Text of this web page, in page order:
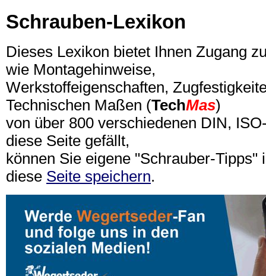
Schrauben-Lexikon
Dieses Lexikon bietet Ihnen Zugang
wie Montagehinweise,
Werkstoffeigenschaften,
Technischen Maßen (TechMas)
von über 800 verschiedenen DIN,
diese Seite gefällt,
können Sie eigene "Schrauber-Tipps"
diese Seite speichern.